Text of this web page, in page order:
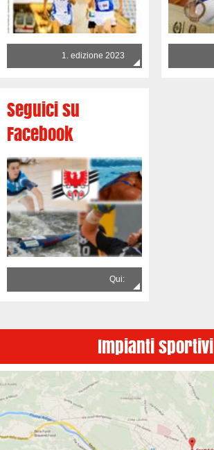
1. edizione 2023
Seguici su
Facebook
Qui:
Impianti sportivi